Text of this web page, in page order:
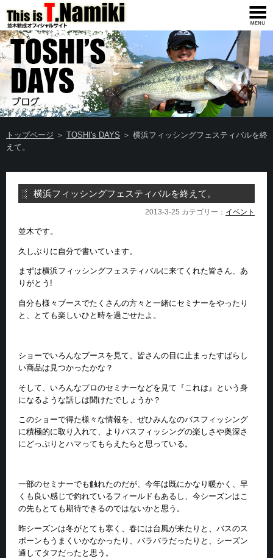
トップページ ＞ TOSHI's DAYS ＞ 横浜フィッシングフェスティバルを終
えて。
横浜フィッシングフェスティバルを終えて。
2013-3-25 カテゴリー： イベント
並木です。
久しぶりに自分で書いています。
まずは横浜フィッシングフェスティバルに来てくれた皆さん、あ
りがとう!
自分も様々ブースでたくさんの方々と一緒にセミナーをやったり
と、とても楽しいひと時を過ごせたよ。
ショーでいろんなブースを見て、皆さんの目に止まったすばらし
い商品は見つかったかな？
そして、いろんなプロのセミナーなどを見て『これは』という身
になるような話しは聞けたでしょうか？
このショーで得た様々な情報を、ぜひみんなのバスフィッシング
に積極的に取り入れて、よりバスフィッシングの楽しさや奥深さ
にどっぷりとハマってもらえたらと思っている。
一部のセミナーでも触れたのだが、今年は既にかなり暖かく、早
くも良い感じで釣れているフィールドもあるし、今シーズンはこ
の先もとても期待できるのではないかと思う。
昨シーズンは冬がとても寒く、春には台風が来たりと、バスのス
ポーンもうまくいかなかったり、バラバラだったりと、シーズン
通してタフだったと思う。